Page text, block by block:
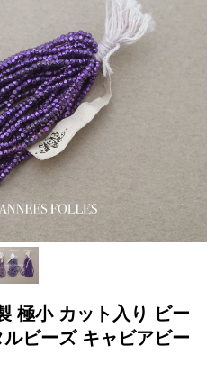
極小 カット入り ビー
ビーズ キャビアビー